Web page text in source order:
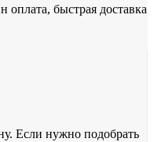
оплата, быстрая доставка
Если нужно подобрать